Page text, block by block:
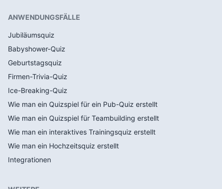
ANWENDUNGSFÄLLE
Jubiläumsquiz
Babyshower-Quiz
Geburtstagsquiz
Firmen-Trivia-Quiz
Ice-Breaking-Quiz
Wie man ein Quizspiel für ein Pub-Quiz erstellt
Wie man ein Quizspiel für Teambuilding erstellt
Wie man ein interaktives Trainingsquiz erstellt
Wie man ein Hochzeitsquiz erstellt
Integrationen